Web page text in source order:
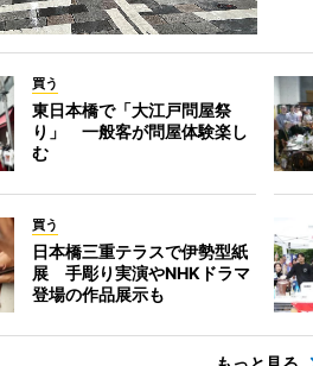
買う
東日本橋で「大江戸問屋祭
り」 一般客が問屋体験楽し
む
買う
日本橋三重テラスで伊勢型紙
展 手彫り実演やNHKドラマ
登場の作品展示も